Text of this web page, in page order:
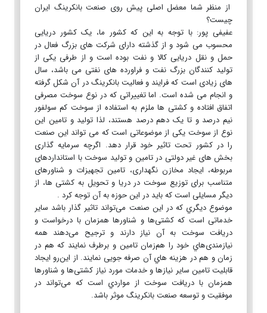
از منظر شما معضل اصلی پیش روی صنعت بانکرینگ ایران
چیست؟
عفیفی پور: با توجه به این که کشور ما، یک کشور دریایی
محسوب می شود و از گذشته دارای شرکت های بزرگ فعال در
حمل و نقل دریایی کالا و نفت بوده است و از طرفی یکی از
تولید کنندگان بزرگ نفت و فراورده های نفتی می باشد، سال
های زیادی است که فرایند و فعالیت بانکرینگ در آن شکل گرفته
و انجام می شده است. اما تغییراتی که در نوع سوخت مصرفی
اتفاق افتاده و کشتی ها ملزم به استفاده از سوخت کم سولفور
نیم درصد و تا یک دهم درصد هستند، لذا تولید و تامین این
نوع از سوخت یکی از موضوعاتی است که می تواند این صنعت
را در کشور تحت تاثیر خود قرار دهد. اگرچه سرمایه گذاری
بخش های غیر دولتی در تامین و تولید سوخت با استانداردهای
مربوطه، ایجاد مخازن نگهداری، تامین تجهیزات و شناورهای
متناسب برای توزیع سوخت در دریا و تحویل به کشتی ها، از
دیگر مسایلی است که باید در این حوزه به آن توجه کرد .
موضوع دیگري که‌ در این‌ صنعت‌ می‌تواند تاثیر گذار باشد سایر
خدماتی‌ است‌ که‌ کشتی‌ها و شناورها همزمان با درخواست‌ و
دریافت‌ سوخت‌ به‌ آن نیاز دارند و ترجیح‌ می‌دهند همه‌
نیازمندی‌هاي خود را هم‌زمان تامین‌ و برطرف نمایند که‌ هم‌ در
زمان و هم‌ در هزینه‌ هاي آن صرفه‌ جویی‌ نمایند. از این‌رو ایجاد
قابلیت‌ تامین‌ سایر نیازها و خدمات مورد نیاز کشتی‌ها و شناورها
همزمان با دریافت‌ سوخت‌ از مواردي است‌ که‌ می‌تواند در
موفقیت‌ و توسعه‌ صنعت‌ بانکرینگ‌ موثر باشد.